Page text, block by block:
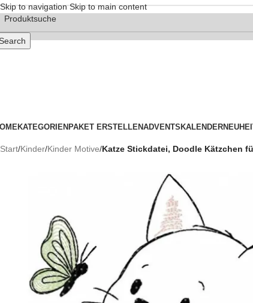
Skip to navigationSkip to main content
KATEGORIEN PAKET ERSTELLENADVENTSKALENDER
Start/Kinder/Kinder Motive/Katze Stickdatei, Doodle Kätzchen